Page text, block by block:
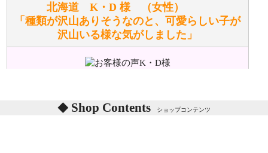
詳しくはこちら をご覧ください。
ぬいぐるみの耳に付いているボタンやタグに、何か意
味などがありますか？
詳しくはこちらをご覧ください。
北海道 K・D 様 （女性）
「種類が沢山ありそうなのと、可愛らしい子が
沢山いる様な気がしました」
東京都 M・K 様 （女性）
「対応はどちらも丁寧でした。値段と他の融通
Shop Contents ショップコンテンツ